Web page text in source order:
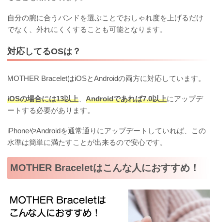
自分の腕に合うバンドを選ぶことでおしゃれ度を上げるだけ
でなく、外れにくくすることも可能となります。
対応してるOSは？
MOTHER BraceletはiOSとAndroidの両方に対応しています。
iOSの場合には13以上 Androidであれば7.0以上にアップデ
ートする必要があります。
iPhoneやAndroidを通常通りにアップデートしていれば、この
水準は簡単に満たすことが出来るので安心です。
MOTHER Braceletはこんな人におすすめ！